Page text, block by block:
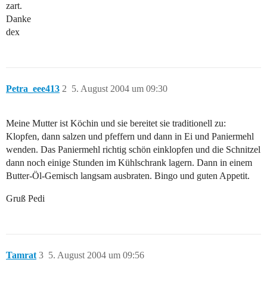
zart.
Danke
dex
Petra_eee413 5. August 2004 um 09:30
2
Meine Mutter ist Köchin und sie bereitet sie traditionell zu:
Klopfen, dann salzen und pfeffern und dann in Ei und Paniermehl
wenden. Das Paniermehl richtig schön einklopfen und die Schnitzel
dann noch einige Stunden im Kühlschrank lagern. Dann in einem
Butter-Öl-Gemisch langsam ausbraten. Bingo und guten Appetit.
Gruß Pedi
Tamrat 5. August 2004 um 09:56
3